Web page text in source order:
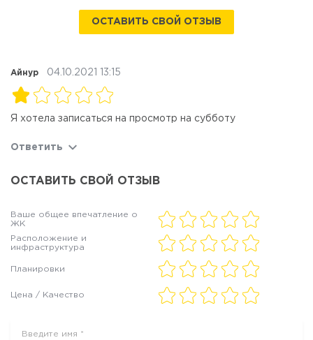
ОСТАВИТЬ СВОЙ ОТЗЫВ
Айнур 04.10.2021 13:15
Я хотела записаться на просмотр на субботу
Ответить
ОСТАВИТЬ СВОЙ ОТЗЫВ
Ваше общее впечатление о
ЖК
Расположение и
инфраструктура
Планировки
Цена / Качество